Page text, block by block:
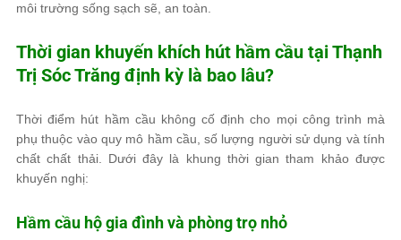
môi trường sống sạch sẽ, an toàn.
Thời gian khuyến khích hút hầm cầu tại Thạnh
Trị Sóc Trăng định kỳ là bao lâu?
Thời điểm hút hầm cầu không cố định cho mọi công trình mà
phụ thuộc vào quy mô hầm cầu, số lượng người sử dụng và tính
chất chất thải. Dưới đây là khung thời gian tham khảo được
khuyến nghị:
Hầm cầu hộ gia đình và phòng trọ nhỏ